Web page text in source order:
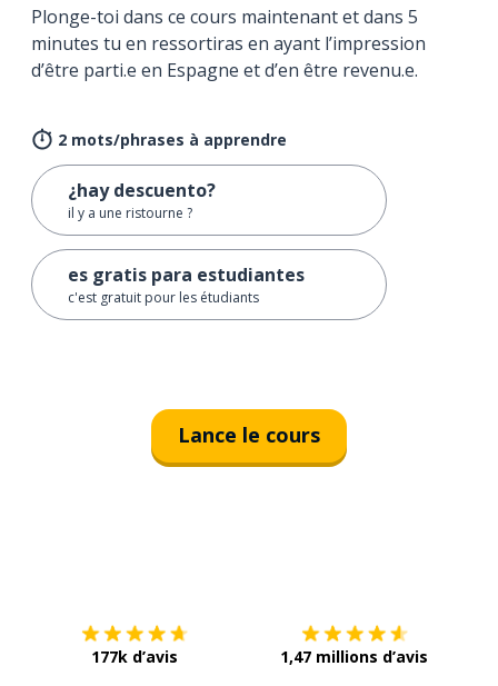
Plonge-toi dans ce cours maintenant et dans 5
minutes tu en ressortiras en ayant l’impression
d’être parti.e en Espagne et d’en être revenu.e.
2 mots/phrases à apprendre
¿hay descuento?
il y a une ristourne ?
es gratis para estudiantes
c'est gratuit pour les étudiants
Lance le cours
177k d’avis 1,47 millions d’avis